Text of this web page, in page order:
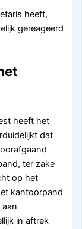
heeft,
gereageerd
heeft het
dat
ter zake
op het
kantoorpand
in aftrek